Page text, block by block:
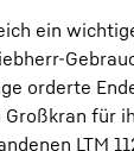
ein
orderte
für
LTM